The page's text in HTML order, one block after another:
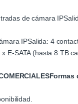
de cámara
IPSalida: 4
E-SATA (hasta 8 TB
Formas